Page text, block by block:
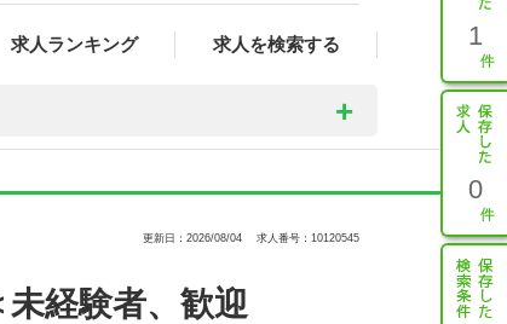
求人ランキング 求人を検索する 1
0
更新日：2026/08/04 求人番号：10120545
経験者、歓迎